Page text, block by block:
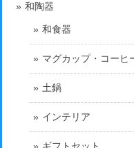
和陶器
和食器
マグカップ・コーヒ
土鍋
インテリア